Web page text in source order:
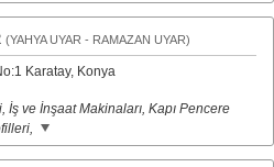
(YAHYA UYAR - RAMAZAN UYAR)
Karatay, Konya
ve İnşaat Makinaları, Kapı Pencere